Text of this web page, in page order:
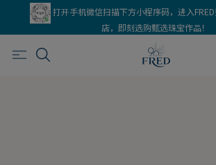
打开手机微信扫描下方小程序码，进入
店，即刻选购甄选珠宝作品！